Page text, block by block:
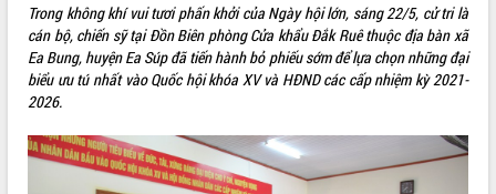
SỞ, BAN, NGÀNH
UBND CÁC XÃ, PHƯỜNG
HỆ THỐNG VĂN BẢN
Trong không khí vui tươi phấn khởi của Ngày hội lớn, sáng 22/5, cử tri là
cán bộ, chiến sỹ tại Đồn Biên phòng Cửa khẩu Đắk Ruê thuộc địa bàn xã
Ea Bung, huyện Ea Súp đã tiến hành bỏ phiếu sớm để lựa chọn những đại
biểu ưu tú nhất vào Quốc hội khóa XV và HĐND các cấp nhiệm kỳ 2021-
2026.